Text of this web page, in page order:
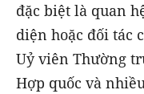
đặc biệt là quan
diện hoặc đối tác
Uỷ viên Thường
Hợp quốc và